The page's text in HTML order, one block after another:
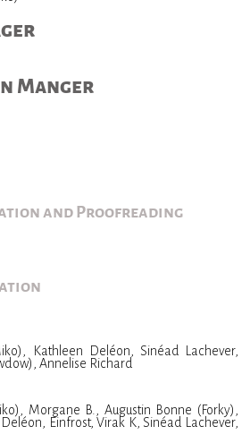
Manger
and Proofreading
Kathleen Deléon, Sinéad Lachever,
Annelise Richard
Morgane B., Augustin Bonne (Forky),
Einfrost, Virak K, Sinéad Lachever,